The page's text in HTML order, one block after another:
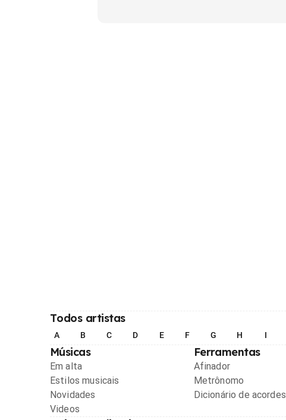
Todos artistas
A B C D E F G H I
Músicas
Em alta
Estilos musicais
Novidades
Videos
Ferramentas
Afinador
Metrônomo
Dicionário de acordes